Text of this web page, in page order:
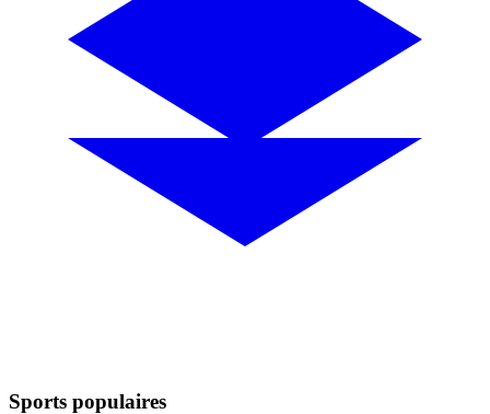
Sports populaires